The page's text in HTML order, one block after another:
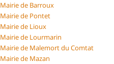
Mairie de Barroux
Mairie de Pontet
Mairie de Lioux
Mairie de Lourmarin
Mairie de Malemort du Comtat
Mairie de Mazan